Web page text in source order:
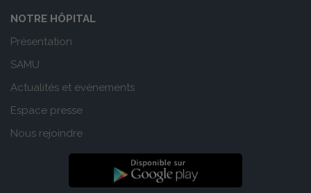
NOTRE HÔPITAL
Présentation
SAMU
Actualités et evènements
Espace presse
Nous rejoindre